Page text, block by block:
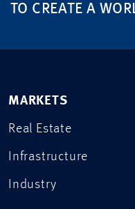
TO CREATE A
MARKETS
Real Estate
Infrastructure
Industry